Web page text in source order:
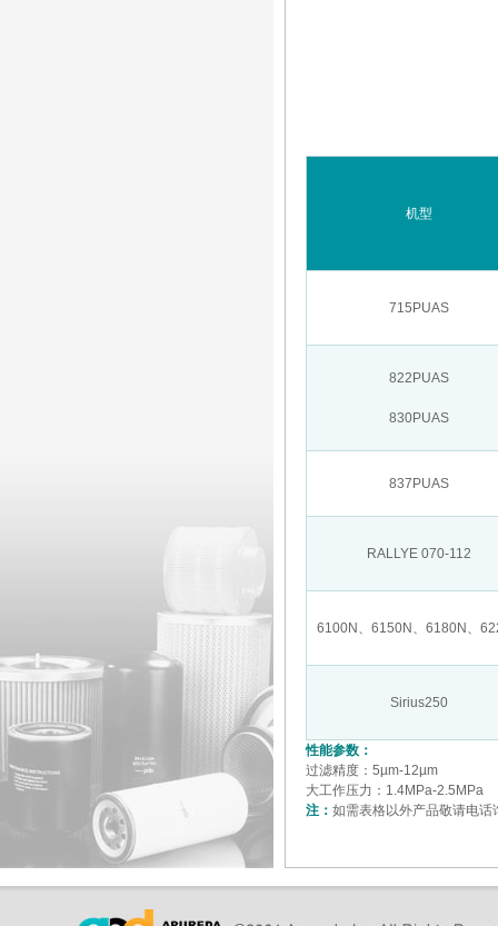
机型
715PUAS
822PUAS
830PUAS
837PUAS
RALLYE 070-112
6100N、6150N、6180N、
Sirius250
性能参数：
过滤精度：5µm-
大工作压力：1.4MPa-
注： 如需表格以外产品敬请电话